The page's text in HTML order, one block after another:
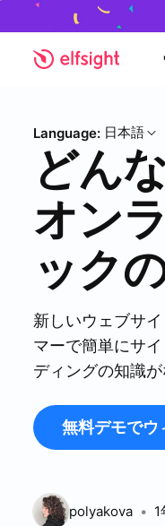
Language: 日本語
どん
オン
ック
新しいウェブサ
マーで簡単にサ
ディングの知識
無料デモでウ
polyakova 1